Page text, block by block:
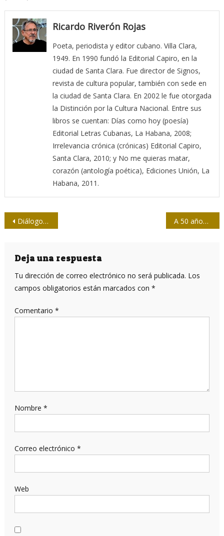
Ricardo Riverón Rojas
Poeta, periodista y editor cubano. Villa Clara,
1949. En 1990 fundó la Editorial Capiro, en la
ciudad de Santa Clara. Fue director de Signos,
revista de cultura popular, también con sede en
la ciudad de Santa Clara. En 2002 le fue otorgada
la Distinción por la Cultura Nacional. Entre sus
libros se cuentan: Días como hoy (poesía)
Editorial Letras Cubanas, La Habana, 2008;
Irrelevancia crónica (crónicas) Editorial Capiro,
Santa Clara, 2010; y No me quieras matar,
corazón (antología poética), Ediciones Unión, La
Habana, 2011.
Navegación
entradas
Diálogo con la fotografía A 50 años de la Revolución de los Claveles seguimos luchando
Deja una respuesta
Tu dirección de correo electrónico no será publicada. Los
campos obligatorios están marcados con *
Comentario *
Nombre *
Correo electrónico *
Web